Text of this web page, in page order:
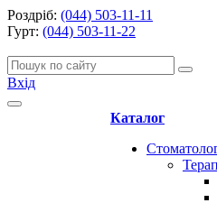
Роздріб: (044) 503-11-11
Гурт: (044) 503-11-22
Вхід
Каталог